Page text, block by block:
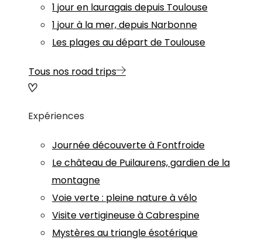
1 jour en lauragais depuis Toulouse
1 jour à la mer, depuis Narbonne
Les plages au départ de Toulouse
Tous nos road trips
Expériences
Journée découverte à Fontfroide
Le château de Puilaurens, gardien de la
montagne
Voie verte : pleine nature à vélo
Visite vertigineuse à Cabrespine
Mystères au triangle ésotérique